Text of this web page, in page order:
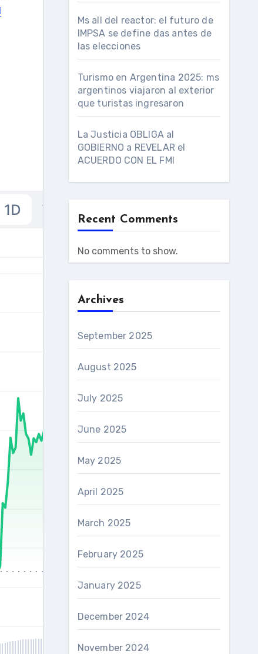
Ms all del reactor: el futuro de
IMPSA se define das antes de
las elecciones
Turismo en Argentina 2025: ms
argentinos viajaron al exterior
que turistas ingresaron
La Justicia OBLIGA al
GOBIERNO a REVELAR el
ACUERDO CON EL FMI
Recent Comments
No comments to show.
Archives
September 2025
August 2025
July 2025
June 2025
May 2025
April 2025
March 2025
February 2025
January 2025
December 2024
November 2024